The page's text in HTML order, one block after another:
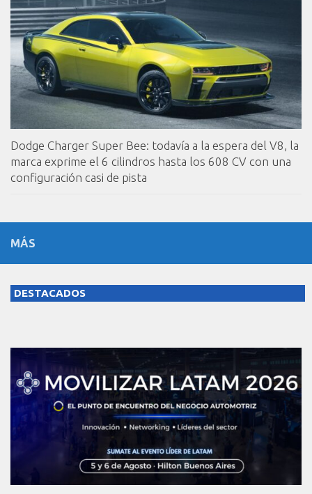
Dodge Charger Super Bee: todavía a la espera del V8, la
marca exprime el 6 cilindros hasta los 608 CV con una
configuración casi de pista
MÁS
DESTACADOS